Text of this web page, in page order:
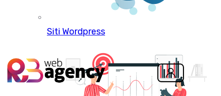
Siti Wordpress